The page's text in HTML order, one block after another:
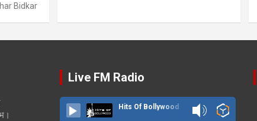
Bidkar
Live FM Radio
Hits Of Bollywood